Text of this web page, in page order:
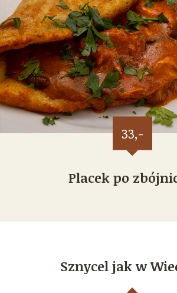
33,-
Placek po
Sznycel jak w